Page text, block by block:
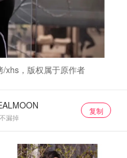
/xhs，版权属于原作者
漏掉
复制